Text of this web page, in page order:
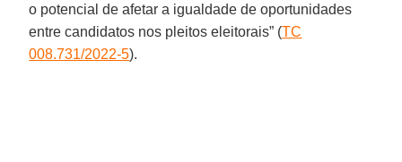
o potencial de afetar a igualdade de oportunidades
entre candidatos nos pleitos eleitorais” (TC
008.731/2022-5).